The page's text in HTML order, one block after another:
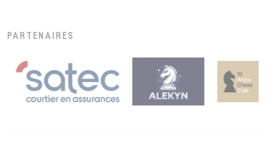
PARTENAIRES